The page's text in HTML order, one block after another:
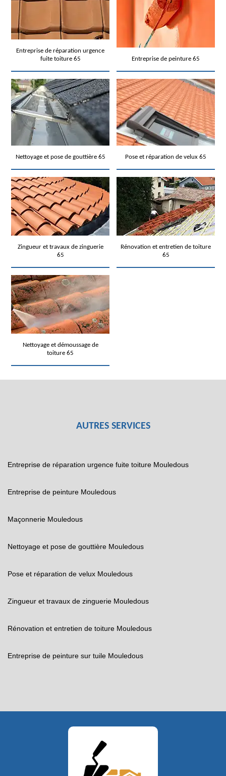
Entreprise de réparation urgence
fuite toiture 65
Entreprise de peinture 65
Nettoyage et pose de gouttière 65 Pose et réparation de velux 65
Zingueur et travaux de zinguerie
65
Rénovation et entretien de toiture
65
Nettoyage et démoussage de
toiture 65
AUTRES SERVICES
Entreprise de réparation urgence fuite toiture Mouledous
Entreprise de peinture Mouledous
Maçonnerie Mouledous
Nettoyage et pose de gouttière Mouledous
Pose et réparation de velux Mouledous
Zingueur et travaux de zinguerie Mouledous
Rénovation et entretien de toiture Mouledous
Entreprise de peinture sur tuile Mouledous